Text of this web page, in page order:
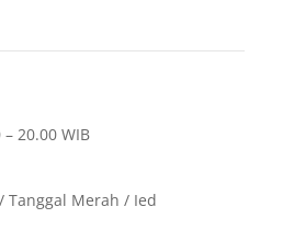
20.00 WIB
Tanggal Merah / Ied